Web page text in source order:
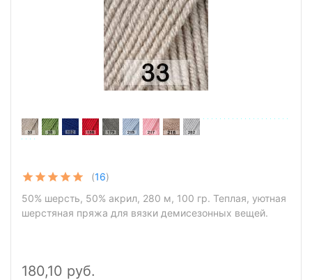
(16)
50% шерсть, 50% акрил, 280 м, 100 гр. Теплая, уютная
шерстяная пряжа для вязки демисезонных вещей.
180,10 руб.